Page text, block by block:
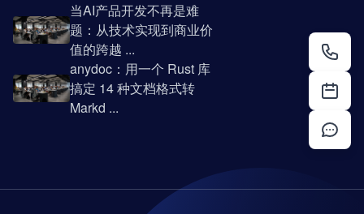
当AI产品开发不再是难
题：从技术实现到商业价
值的跨越 ...
anydoc：用一个 Rust 库
搞定 14 种文档格式转
Markd ...